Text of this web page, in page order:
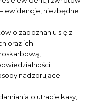
ewidencje, niezbędne
o zapoznaniu się z
oraz ich
nadzorujące
o utracie kasy,